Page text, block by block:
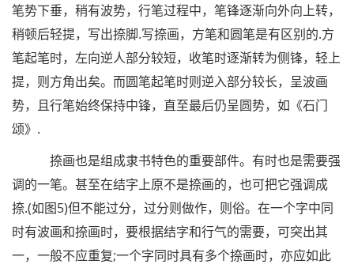
笔势下垂，稍有波势，行笔过程中，笔锋逐渐向外向上转，
稍顿后轻提，写出捺脚.写捺画，方笔和圆笔是有区别的.方
笔起笔时，左向逆人部分较短，收笔时逐渐转为侧锋，轻上
提，则方角出矣。而圆笔起笔时则逆入部分较长，呈波画
势，且行笔始终保持中锋，直至最后仍呈圆势，如《石门
颂》.
捺画也是组成隶书特色的重要部件。有时也是需要强
调的一笔。甚至在结字上原不是捺画的，也可把它强调成
捺.(如图5)但不能过分，过分则做作，则俗。在一个字中同
时有波画和捺画时，要根据结字和行气的需要，可突出其
一，一般不应重复;一个字同时具有多个捺画时，亦应如此